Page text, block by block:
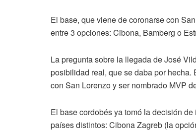
El base, que viene de coronarse con
entre 3 opciones: Cibona, Bamberg o
La pregunta sobre la llegada de José
posibilidad real, que se daba por
con San Lorenzo y ser nombrado MVP
El base cordobés ya tomó la decisión
países distintos: Cibona Zagreb (la